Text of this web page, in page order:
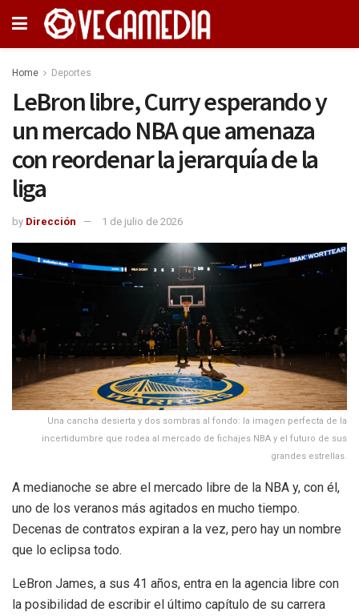
Home Deportes
LeBron libre, Curry esperando y
un mercado NBA que amenaza
con reordenar la jerarquía de la
liga
by Dirección 1 de julio de 2026
Una cancha desierta y dos sombras al fondo: la imagen perfecta de la
incertidumbre que rodea al mercado de fichajes NBA y el futuro de sus
grandes estrellas.
A medianoche se abre el mercado libre de la NBA y, con él,
uno de los veranos más agitados en mucho tiempo.
Decenas de contratos expiran a la vez, pero hay un nombre
que lo eclipsa todo.
LeBron James, a sus 41 años, entra en la agencia libre con
la posibilidad de escribir el último capítulo de su carrera